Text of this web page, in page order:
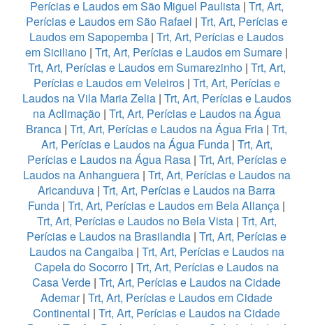
Perícias e Laudos em São Miguel Paulista| Trt, Art,
Perícias e Laudos em São Rafael | Trt, Art, Perícias e
Laudos em Sapopemba | Trt, Art, Perícias e Laudos
em Siciliano | Trt, Art, Perícias e Laudos em Sumare |
Trt, Art, Perícias e Laudos em Sumarezinho| Trt, Art,
Perícias e Laudos em Veleiros| Trt, Art, Perícias e
Laudos na Vila Maria Zelia| Trt, Art, Perícias e Laudos
na Aclimação| Trt, Art, Perícias e Laudos na Água
Branca | Trt, Art, Perícias e Laudos na Água Fria | Trt,
Art, Perícias e Laudos na Água Funda| Trt, Art,
Perícias e Laudos na Água Rasa | Trt, Art, Perícias e
Laudos na Anhanguera| Trt, Art, Perícias e Laudos na
Aricanduva | Trt, Art, Perícias e Laudos na Barra
Funda | Trt, Art, Perícias e Laudos em Bela Aliança |
Trt, Art, Perícias e Laudos no Bela Vista| Trt, Art,
Perícias e Laudos na Brasilandia | Trt, Art, Perícias e
Laudos na Cangaiba| Trt, Art, Perícias e Laudos na
Capela do Socorro | Trt, Art, Perícias e Laudos na
Casa Verde | Trt, Art, Perícias e Laudos na Cidade
Ademar| Trt, Art, Perícias e Laudos em Cidade
Continental | Trt, Art, Perícias e Laudos na Cidade